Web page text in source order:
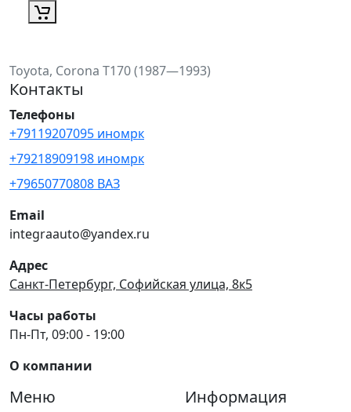
Toyota, Corona T170 (1987—1993)
Контакты
Телефоны
+79119207095 иномрк
+79218909198 иномрк
+79650770808 ВАЗ
Email
integraauto@yandex.ru
Адрес
Санкт-Петербург, Софийская улица, 8к5
Часы работы
Пн-Пт, 09:00 - 19:00
О компании
Меню Информация